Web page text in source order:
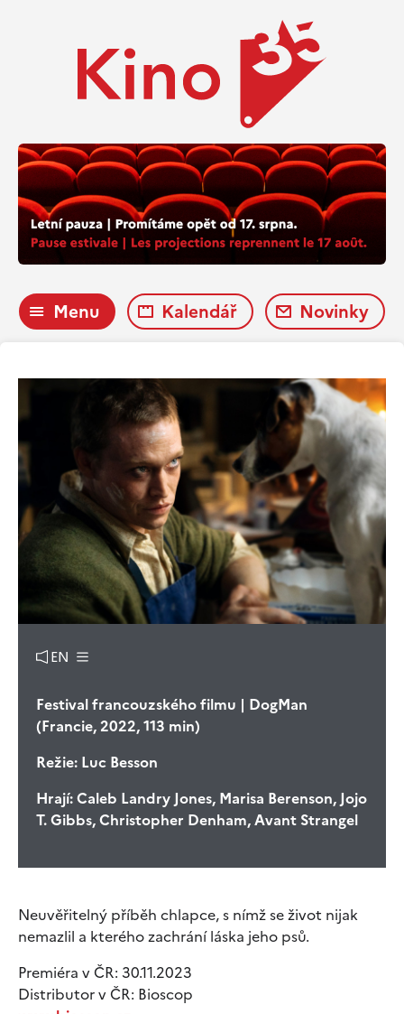
Menu Kalendář Novinky
EN
Festival francouzského filmu | DogMan
(Francie, 2022, 113 min)
Režie: Luc Besson
Hrají:Caleb Landry Jones, Marisa Berenson, Jojo
T. Gibbs, Christopher Denham, Avant Strangel
Neuvěřitelný příběh chlapce, s nímž se život nijak
nemazlil a kterého zachrání láska jeho psů.
Premiéra v ČR: 30.11.2023
Distributor v ČR: Bioscop